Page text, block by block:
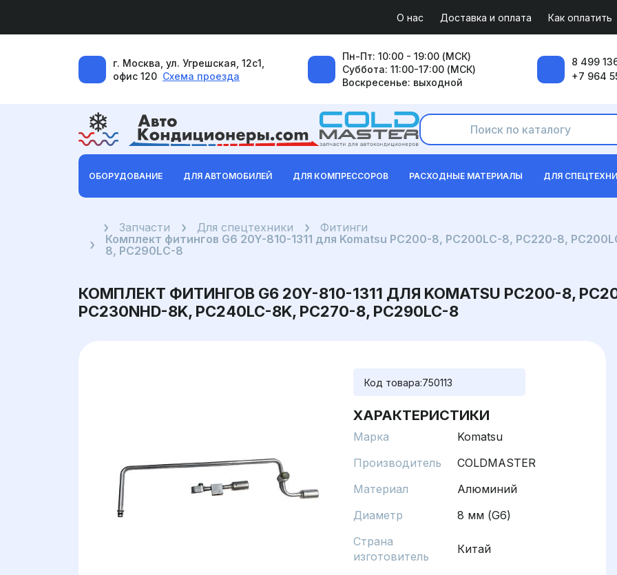
О нас Доставка и оплата Как оплатить
г. Москва, ул. Угрешская, 12с1,
офис 120 Схема проезда
Пн-Пт: 10:00 - 19:00 (МСК)
Суббота: 11:00-17:00 (МСК)
Воскресенье: выходной
8 499
+7 964
ОБОРУДОВАНИЕ ДЛЯ АВТОМОБИЛЕЙ ДЛЯ КОМПРЕССОРОВ РАСХОДНЫЕ МАТЕРИАЛЫ ДЛЯ
ГлавнаяЗапчасти Для спецтехники
Фитинги
Комплект фитингов G6 20Y-810-1311 для Komatsu PC200-8, PC200LC-8, PC220-8,
8, PC290LC-8
КОМПЛЕКТ ФИТИНГОВ G6 20Y-810-1311 ДЛЯ KOMATSU PC200-8,
PC230NHD-8K, PC240LC-8K, PC270-8, PC290LC-8
Код товара:750113
ХАРАКТЕРИСТИКИ
Марка
Komatsu
Производитель
COLDMASTER
Материал
Алюминий
Диаметр
8 мм (G6)
Страна
изготовитель
Китай